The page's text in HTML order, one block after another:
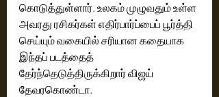
கொடுத்துள்ளார். உலகம் முழுவதும் உள்ள
அவரது ரசிகர்கள் எதிர்பார்ப்பைப் பூர்த்தி
செய்யும் வகையில் சரியான கதையாக
இந்தப் படத்தைத்
தேர்ந்தெடுத்திருக்கிறார் விஜய்
தேவரகொண்டா.